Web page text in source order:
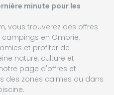
minute pour les
vous trouverez des offres
en Ombrie,
et profiter de
nature, culture et
page d'offres et
des zones calmes ou dans